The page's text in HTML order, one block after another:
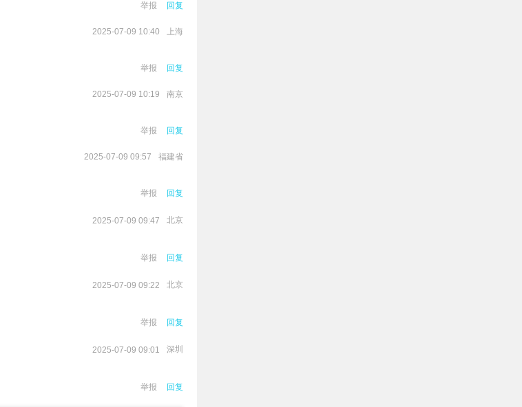
举报 回复
2025-07-09 10:40 上海
举报 回复
2025-07-09 10:19 南京
举报 回复
2025-07-09 09:57 福建省
举报 回复
2025-07-09 09:47 北京
举报 回复
2025-07-09 09:22 北京
举报 回复
2025-07-09 09:01 深圳
举报 回复